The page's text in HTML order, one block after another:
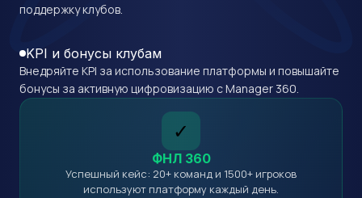
поддержку клубов.
KPI и бонусы клубам
Внедряйте KPI за использование платформы и повышайте
бонусы за активную цифровизацию с Manager 360.
✓
ФНЛ 360
Успешный кейс: 20+ команд и 1500+ игроков
используют платформу каждый день.